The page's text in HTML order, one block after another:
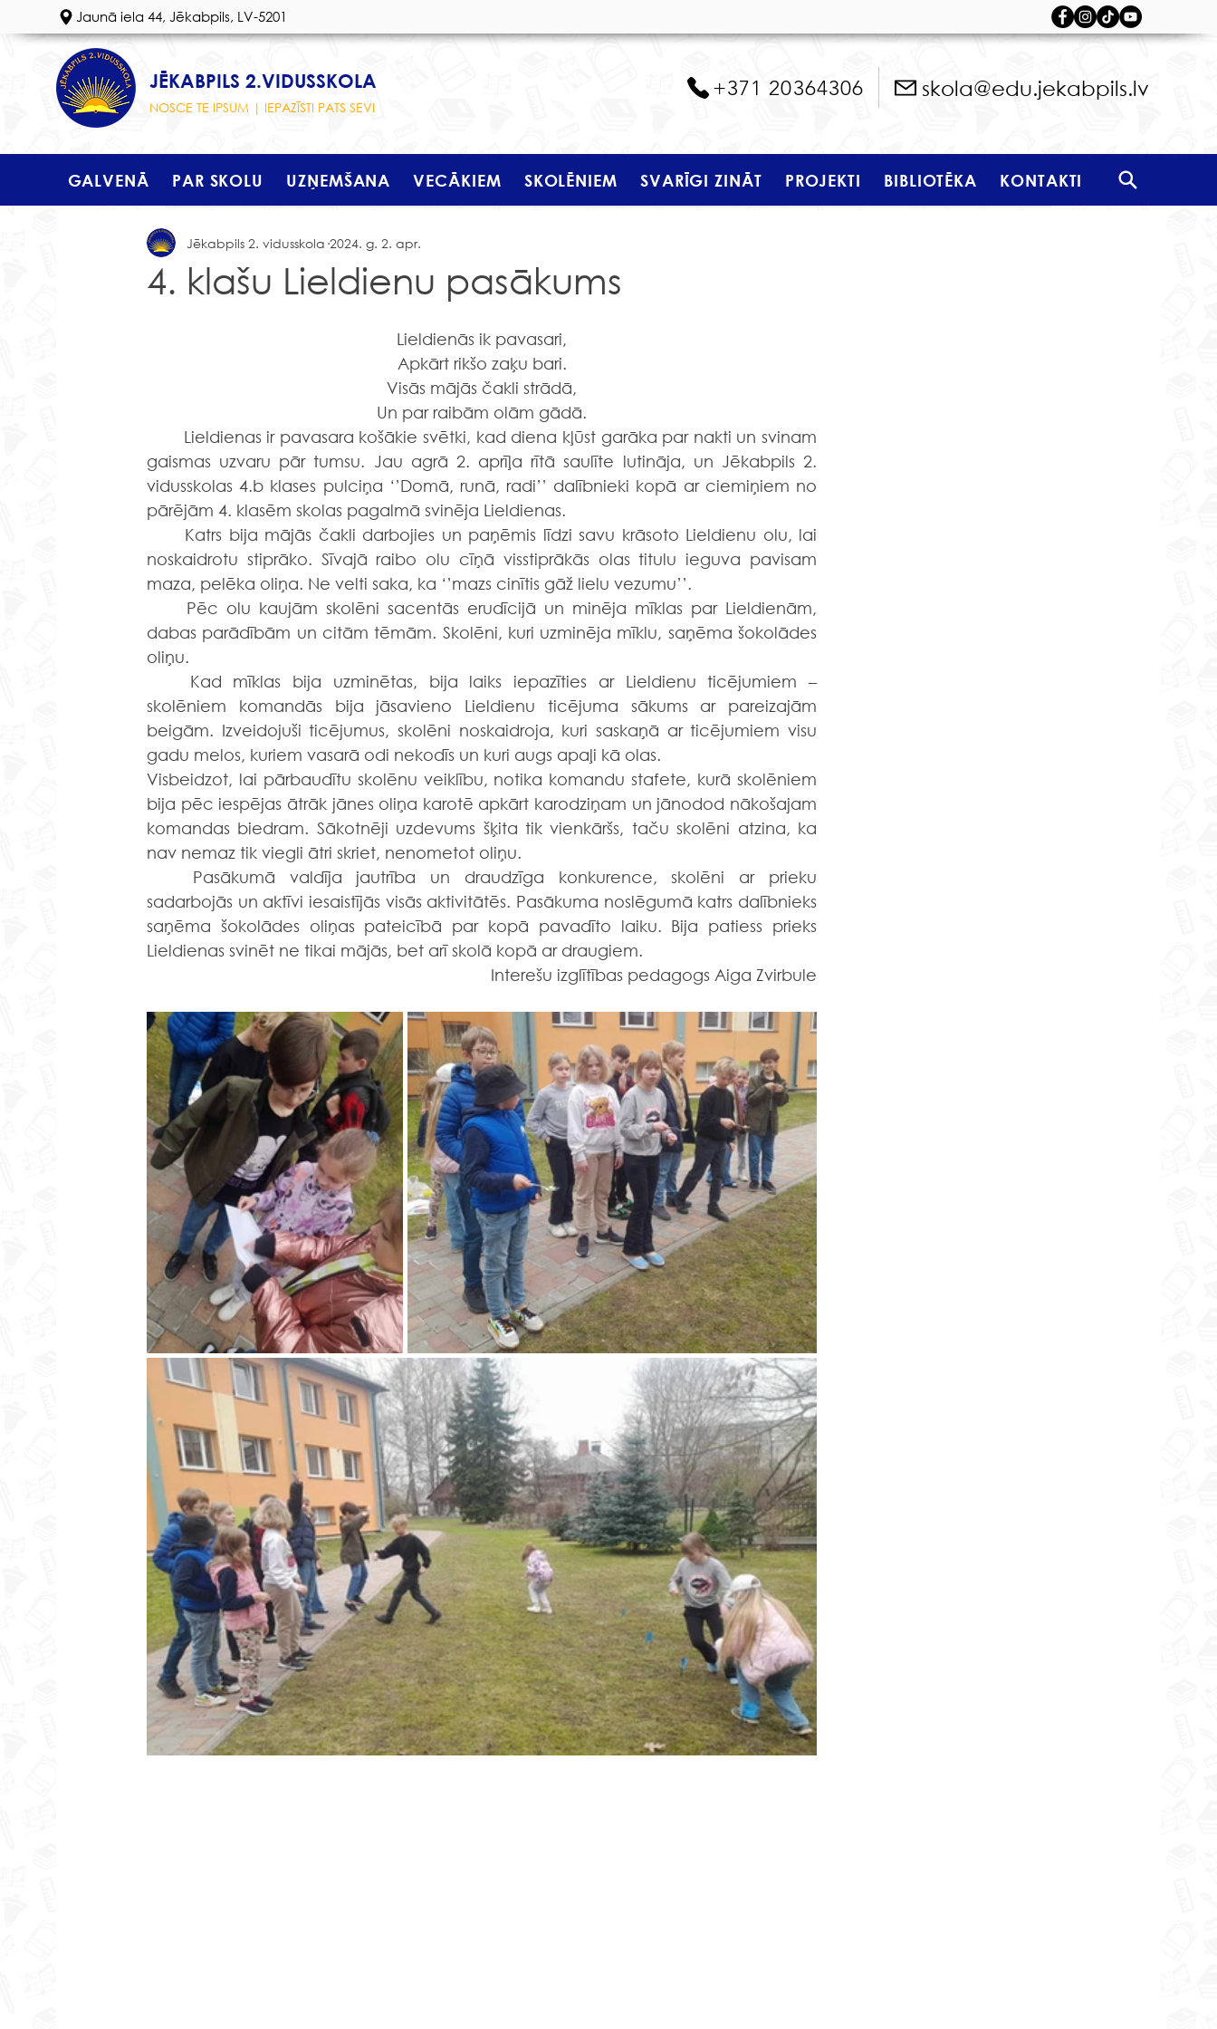
Jaunā iela 44, Jēkabpils, LV-5201
JĒKABPILS 2.VIDUSSKOLA
NOSCE TE IPSUM | IEPAZĪSTI PATS SEVI
+371 20364306 skola@edu.jekabpils.lv
GALVENĀ PAR SKOLU UZŅEMŠANA VECĀKIEM SKOLĒNIEM SVARĪGI ZINĀT PROJEKTI BIBLIOTĒKA KONTAKTI
4. klašu Lieldienu pasākums
Jēkabpils 2. vidusskola 2024. g. 2. apr.
Lieldienās ik pavasari,
Apkārt rikšo zaķu bari.
Visās mājās čakli strādā,
Un par raibām olām gādā.
gaismas uzvaru pār tumsu. Jau agrā 2. aprīļa rītā saulīte lutināja, un Jēkabpils 2.
vidusskolas 4.b klases pulciņa ‘’Domā, runā, radi’’ dalībnieki kopā ar ciemiņiem no
pārējām 4. klasēm skolas pagalmā svinēja Lieldienas.
noskaidrotu stiprāko. Sīvajā raibo olu cīņā visstiprākās olas titulu ieguva pavisam
maza, pelēka oliņa. Ne velti saka, ka ‘’mazs cinītis gāž lielu vezumu’’.
dabas parādībām un citām tēmām. Skolēni, kuri uzminēja mīklu, saņēma šokolādes
oliņu.
skolēniem komandās bija jāsavieno Lieldienu ticējuma sākums ar pareizajām
beigām. Izveidojuši ticējumus, skolēni noskaidroja, kuri saskaņā ar ticējumiem visu
gadu melos, kuriem vasarā odi nekodīs un kuri augs apaļi kā olas.
Visbeidzot, lai pārbaudītu skolēnu veiklību, notika komandu stafete, kurā skolēniem
bija pēc iespējas ātrāk jānes oliņa karotē apkārt karodziņam un jānodod nākošajam
komandas biedram. Sākotnēji uzdevums šķita tik vienkāršs, taču skolēni atzina, ka
nav nemaz tik viegli ātri skriet, nenometot oliņu.
sadarbojās un aktīvi iesaistījās visās aktivitātēs. Pasākuma noslēgumā katrs dalībnieks
saņēma šokolādes oliņas pateicībā par kopā pavadīto laiku. Bija patiess prieks
Lieldienas svinēt ne tikai mājās, bet arī skolā kopā ar draugiem.
Interešu izglītības pedagogs Aiga Zvirbule